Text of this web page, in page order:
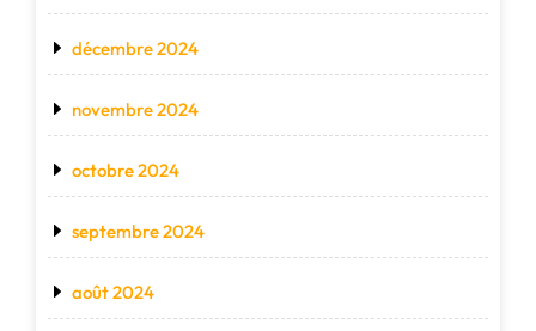
décembre 2024
novembre 2024
octobre 2024
septembre 2024
août 2024